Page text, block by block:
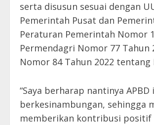
serta disusun sesuai dengan
Pemerintah Pusat dan
Peraturan Pemerintah Nomor
Permendagri Nomor 77 Tahun
Nomor 84 Tahun 2022 tentang
“Saya berharap nantinya
berkesinambungan, sehingga
memberikan kontribusi positif